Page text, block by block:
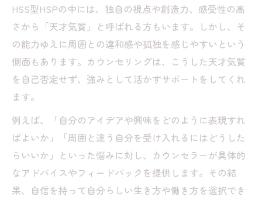
HSS型HSPの中には、独自の視点や創造力、感受性の高
さから「天才気質」と呼ばれる方もいます。しかし、そ
の能力ゆえに周囲との違和感や孤独を感じやすいという
側面もあります。カウンセリングは、こうした天才気質
を自己否定せず、強みとして活かすサポートをしてくれ
ます。
例えば、「自分のアイデアや興味をどのように表現すれ
ばよいか」「周囲と違う自分を受け入れるにはどうした
らいいか」といった悩みに対し、カウンセラーが具体的
なアドバイスやフィードバックを提供します。その結
果、自信を持って自分らしい生き方や働き方を選択でき